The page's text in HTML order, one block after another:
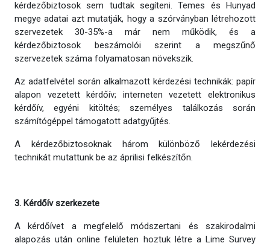
kérdezőbiztosok sem tudtak segíteni. Temes és Hunyad
megye adatai azt mutatják, hogy a szórványban létrehozott
szervezetek 30-35%-a már nem működik, és a
kérdezőbiztosok beszámolói szerint a megszűnő
szervezetek száma folyamatosan növekszik.
Az adatfelvétel során alkalmazott kérdezési technikák: papír
alapon vezetett kérdőív; interneten vezetett elektronikus
kérdőív, egyéni kitöltés; személyes találkozás során
számítógéppel támogatott adatgyűjtés.
A kérdezőbiztosoknak három különböző lekérdezési
technikát mutattunk be az áprilisi felkészítőn.
3. Kérdőív szerkezete
A kérdőívet a megfelelő módszertani és szakirodalmi
alapozás után online felületen hoztuk létre a Lime Survey